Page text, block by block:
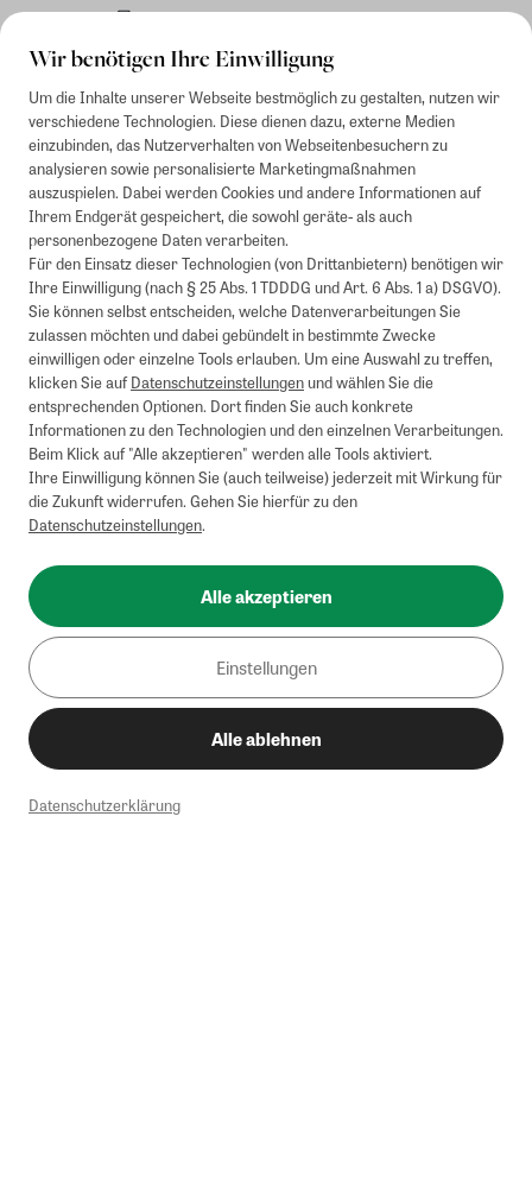
Wir benötigen Ihre Einwilligung
Um die Inhalte unserer Webseite bestmöglich zu gestalten, nutzen wir
verschiedene Technologien. Diese dienen dazu, externe Medien
einzubinden, das Nutzerverhalten von Webseitenbesuchern zu
analysieren sowie personalisierte Marketingmaßnahmen
auszuspielen. Dabei werden Cookies und andere Informationen auf
Ihrem Endgerät gespeichert, die sowohl geräte- als auch
personenbezogene Daten verarbeiten.
Für den Einsatz dieser Technologien (von Drittanbietern) benötigen wir
Ihre Einwilligung (nach § 25 Abs. 1 TDDDG und Art. 6 Abs. 1 a) DSGVO).
Sie können selbst entscheiden, welche Datenverarbeitungen Sie
zulassen möchten und dabei gebündelt in bestimmte Zwecke
einwilligen oder einzelne Tools erlauben. Um eine Auswahl zu treffen,
klicken Sie aufDatenschutzeinstellungenund wählen Sie die
entsprechenden Optionen. Dort finden Sie auch konkrete
Informationen zu den Technologien und den einzelnen Verarbeitungen.
Beim Klick auf "Alle akzeptieren" werden alle Tools aktiviert.
Ihre Einwilligung können Sie (auch teilweise) jederzeit mit Wirkung für
die Zukunft widerrufen. Gehen Sie hierfür zu den
Datenschutzeinstellungen.
Alle akzeptieren
Einstellungen
Alle ablehnen
Datenschutzerklärung
Rechnung